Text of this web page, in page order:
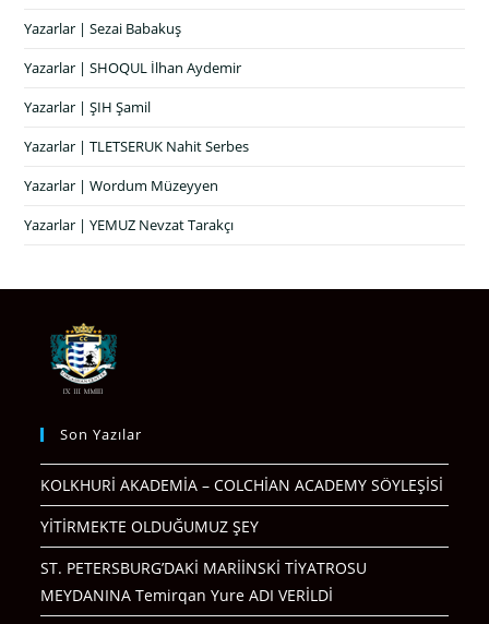
Yazarlar | Sezai Babakuş
Yazarlar | SHOQUL İlhan Aydemir
Yazarlar | ŞIH Şamil
Yazarlar | TLETSERUK Nahit Serbes
Yazarlar | Wordum Müzeyyen
Yazarlar | YEMUZ Nevzat Tarakçı
Son Yazılar
KOLKHURİ AKADEMİA – COLCHİAN ACADEMY SÖYLEŞİSİ
YİTİRMEKTE OLDUĞUMUZ ŞEY
ST. PETERSBURG’DAKİ MARİİNSKİ TİYATROSU
MEYDANINA Temirqan Yure ADI VERİLDİ